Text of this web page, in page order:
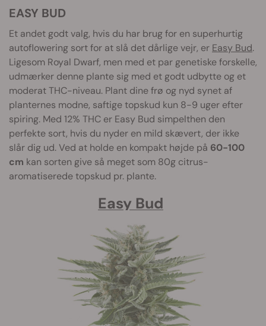
EASY BUD
Et andet godt valg, hvis du har brug for en superhurtig
autoflowering sort for at slå det dårlige vejr, er Easy Bud.
Ligesom Royal Dwarf, men med et par genetiske forskelle,
udmærker denne plante sig med et godt udbytte og et
moderat THC-niveau. Plant dine frø og nyd synet af
planternes modne, saftige topskud kun 8-9 uger efter
spiring. Med 12% THC er Easy Bud simpelthen den
perfekte sort, hvis du nyder en mild skævert, der ikke
slår dig ud. Ved at holde en kompakt højde på 60-100
cm kan sorten give så meget som 80g citrus-
aromatiserede topskud pr. plante.
Easy Bud